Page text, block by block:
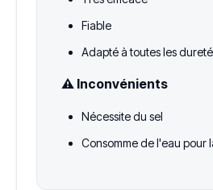
Fiable
Adapté à toutes les
⚠️ Inconvénients
Nécessite du sel
Consomme de l'eau pour